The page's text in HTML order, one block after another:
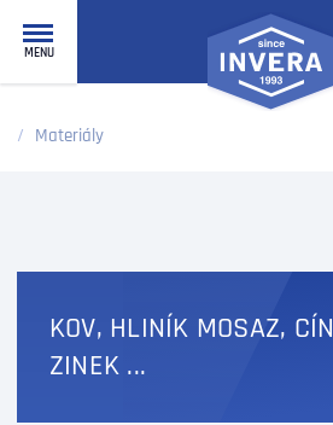
homepage
MENU
Materiály
KOV, HLINÍK MOSAZ, CÍN
ZINEK ...